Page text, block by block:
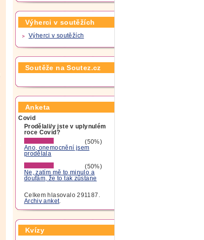
Výherci v soutěžích
Výherci v soutěžích
Soutěže na Soutez.cz
Anketa
Covid
Prodělali/y jste v uplynulém
roce Covid?
(50%)
Ano, onemocnění jsem
prodělala
(50%)
Ne, zatím mě to minulo a
doufám, že to tak zůstane
Celkem hlasovalo 291187.
Archiv anket.
Kvízy